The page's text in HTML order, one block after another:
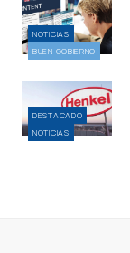
NOTICIAS
BUEN GOBIERNO
DESTACADO
NOTICIAS